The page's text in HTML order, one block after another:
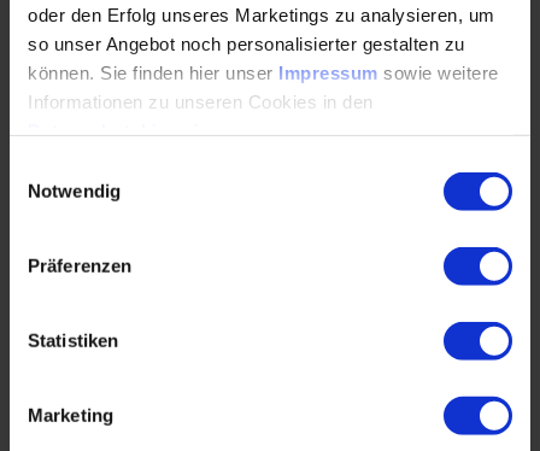
oder den Erfolg unseres Marketings zu analysieren, um
so unser Angebot noch personalisierter gestalten zu
können. Sie finden hier unser Impressum sowie weitere
Informationen zu unseren Cookies in den
Notwendig
Präferenzen
Statistiken
Marketing